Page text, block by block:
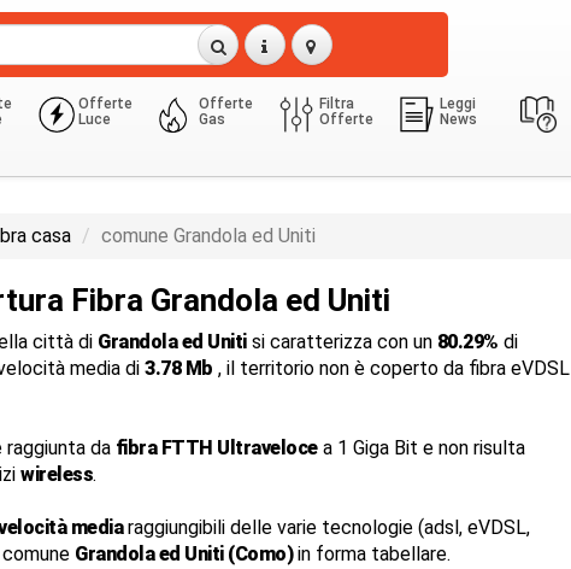
Offerte
Luce
Offerte
Gas
Filtra
Offerte
Leggi
News
casa comune Grandola ed Uniti
Fibra Grandola ed Uniti
città di Grandola ed Unitisi caratterizza con un 80.29% di
media di 3.78 Mb , il territorio non è coperto da fibra eVDSL
da fibra FTTH Ultravelocea 1 Giga Bit e non risulta
wireless.
mediaraggiungibili delle varie tecnologie (adsl, eVDSL,
Grandola ed Uniti (Como)in forma tabellare.